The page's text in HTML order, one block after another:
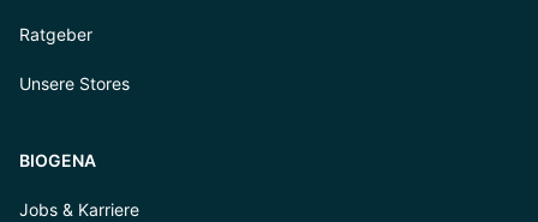
Ratgeber
Unsere Stores
BIOGENA
Jobs & Karriere